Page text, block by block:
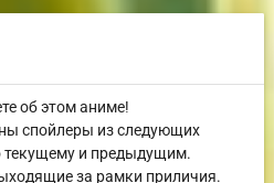
об этом аниме!
спойлеры из следующих
текущему и предыдущим.
за рамки приличия.